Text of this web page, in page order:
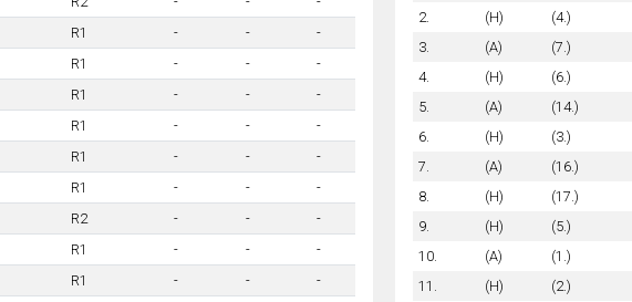
R1 - -
-
R1 - -
-
R1 - -
-
R1 - -
-
R1 - -
-
R1 - -
-
R2 - -
-
R1 - -
-
R1 - -
-
2.
(H) (4.)
3.
(A) (7.)
4.
(H) (6.)
5.
(A) (14.)
6.
(H) (3.)
7.
(A) (16.)
8.
(H) (17.)
9.
(H) (5.)
10.
(A) (1.)
11.
(H) (2.)